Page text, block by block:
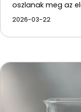
oszlanak meg az
2026-03-22